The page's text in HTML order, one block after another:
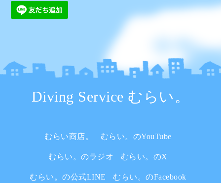
Diving Service むらい。
むらい商店。 むらい。のYouTube
むらい。のラジオ むらい。のX
むらい。の公式LINE むらい。のFacebook